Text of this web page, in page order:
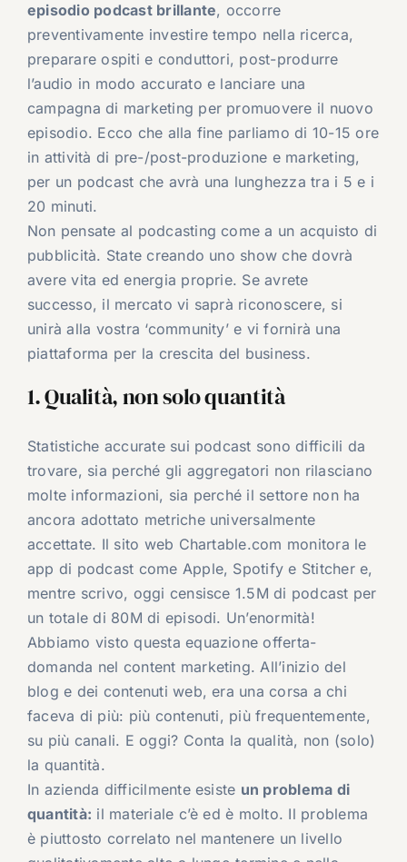
episodio podcast brillante, occorre
preventivamente investire tempo nella ricerca,
preparare ospiti e conduttori, post-produrre
l’audio in modo accurato e lanciare una
campagna di marketing per promuovere il nuovo
episodio. Ecco che alla fine parliamo di 10-15 ore
in attività di pre-/post-produzione e marketing,
per un podcast che avrà una lunghezza tra i 5 e i
20 minuti.
Non pensate al podcasting come a un acquisto di
pubblicità. State creando uno show che dovrà
avere vita ed energia proprie. Se avrete
successo, il mercato vi saprà riconoscere, si
unirà alla vostra ‘community’ e vi fornirà una
piattaforma per la crescita del business.
1. Qualità, non solo quantità
Statistiche accurate sui podcast sono difficili da
trovare, sia perché gli aggregatori non rilasciano
molte informazioni, sia perché il settore non ha
ancora adottato metriche universalmente
accettate. Il sito web Chartable.com monitora le
app di podcast come Apple, Spotify e Stitcher e,
mentre scrivo, oggi censisce 1.5M di podcast per
un totale di 80M di episodi. Un’enormità!
Abbiamo visto questa equazione offerta-
domanda nel content marketing. All’inizio del
blog e dei contenuti web, era una corsa a chi
faceva di più: più contenuti, più frequentemente,
su più canali. E oggi? Conta la qualità, non (solo)
la quantità.
In azienda difficilmente esiste un problema di
quantità: il materiale c’è ed è molto. Il problema
è piuttosto correlato nel mantenere un livello